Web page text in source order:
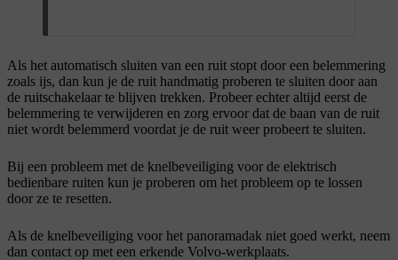
Als het automatisch sluiten van een ruit stopt door een belemmering
zoals ijs, dan kun je de ruit handmatig proberen te sluiten door aan
de ruitschakelaar te blijven trekken. Probeer echter altijd eerst de
belemmering te verwijderen en zorg ervoor dat de baan van de ruit
niet wordt belemmerd voordat je de ruit weer probeert te sluiten.
Bij een probleem met de knelbeveiliging voor de elektrisch
bedienbare ruiten kun je proberen om het probleem op te lossen
door ze te resetten.
Als de knelbeveiliging voor het panoramadak niet goed werkt, neem
dan contact op met een erkende Volvo-werkplaats.